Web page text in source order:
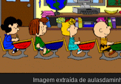
Imagem extraída de